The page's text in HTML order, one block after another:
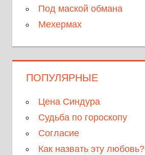
Под маской обмана
Мехермах
ПОПУЛЯРНЫЕ
Цена Синдура
Судьба по гороскопу
Согласие
Как назвать эту любовь?